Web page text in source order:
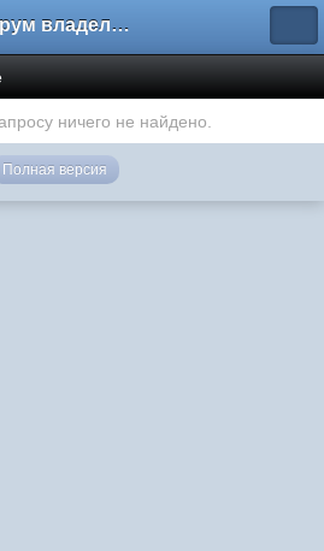
Форум владельцев интернет-магазинов
ничего не найдено.
Полная версия